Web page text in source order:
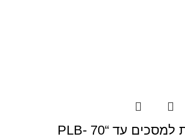
זרוע תקרתית למסכים עד “70 PLB-